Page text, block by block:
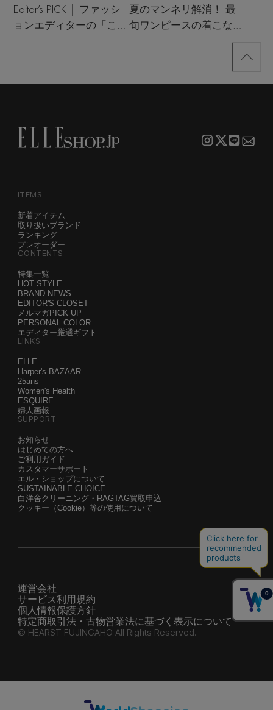
Editor’s PICK │ ファッシ
ョンエディターの「これ
夏のマンネリ解消！ 最
旬ワンピースの着こなし
ITEMS
新着アイテム
取り扱いブランド
ランキング
プレオーダー
CONTENTS
特集一覧
HOT STYLE
BRAND NEWS
EDITOR'S CLOSET
メルマガPICK UP
PERSONAL COLOR
エディター厳選ギフト
LINKS
ELLE
Harper's BAZAAR
25ans
Women's Health
ESQUIRE
婦人画報
SUPPORT
お知らせ
はじめての方へ
ご利用ガイド
カスタマーサポート
エル・ショップについて
SUSTAINABLE CHOICE
白洋舍クリーニング・RAGTAG買取申込
クッキー（Cookie）等の使用について
運営会社
サービス利用規約
個人情報保護方針
特定商取引法・古物営業法に基づく表示について
© HEARST FUJINGAHO All Rights Reserved.